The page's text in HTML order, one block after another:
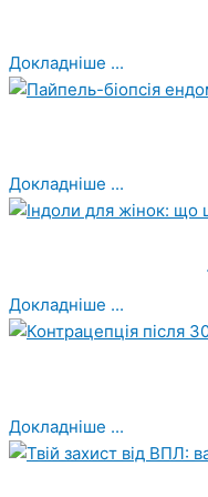
Докладніше ...
Докладніше ...
Докладніше ...
Докладніше ...